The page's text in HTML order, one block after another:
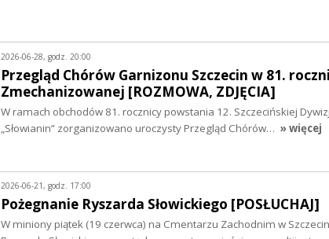
2026-06-28, godz. 20:00
Przegląd Chórów Garnizonu Szczecin w 81.
Zmechanizowanej [ROZMOWA, ZDJĘCIA]
W ramach obchodów 81. rocznicy powstania 12. Szczecińskiej
„Słowianin” zorganizowano uroczysty Przegląd Chórów… » więcej
2026-06-21, godz. 17:00
Pożegnanie Ryszarda Słowickiego [POSŁUCHAJ]
W miniony piątek (19 czerwca) na Cmentarzu Zachodnim w